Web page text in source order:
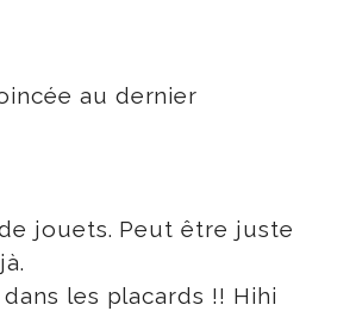
au dernier
jouets. Peut être juste
les placards !! Hihi